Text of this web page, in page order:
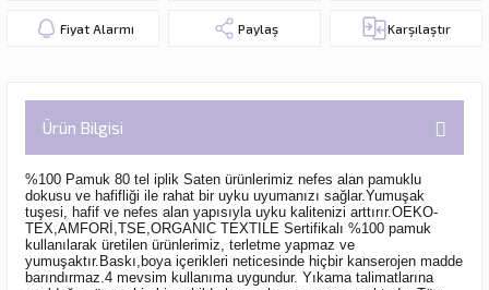
Fiyat Alarmı Paylaş Karşılaştır
Ürün Bilgisi
%100 Pamuk 80 tel iplik Saten ürünlerimiz nefes alan pamuklu
dokusu ve hafifliği ile rahat bir uyku uyumanızı sağlar.Yumuşak
tuşesi, hafif ve nefes alan yapısıyla uyku kalitenizi arttırır.OEKO-
TEX,AMFORİ,TSE,ORGANIC TEXTILE Sertifikalı %100 pamuk
kullanılarak üretilen ürünlerimiz, terletme yapmaz ve
yumuşaktır.Baskı,boya içerikleri neticesinde hiçbir kanserojen madde
barındırmaz.4 mevsim kullanıma uygundur. Yıkama talimatlarına